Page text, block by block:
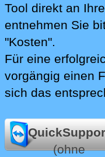
Tool direkt an
entnehmen Sie
"Kosten".
Für eine
vorgängig einen
sich das
(ohne